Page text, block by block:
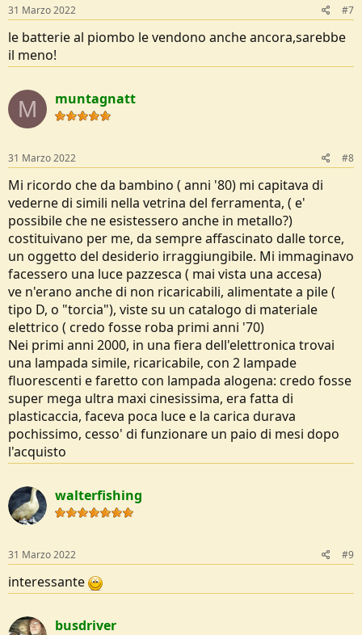
31 Marzo 2022 #7
le batterie al piombo le vendono anche ancora,sarebbe
il meno!
M muntagnatt
31 Marzo 2022 #8
Mi ricordo che da bambino ( anni '80) mi capitava di
vederne di simili nella vetrina del ferramenta, ( e'
possibile che ne esistessero anche in metallo?)
costituivano per me, da sempre affascinato dalle torce,
un oggetto del desiderio irraggiungibile. Mi immaginavo
facessero una luce pazzesca ( mai vista una accesa)
ve n'erano anche di non ricaricabili, alimentate a pile (
tipo D, o "torcia"), viste su un catalogo di materiale
elettrico ( credo fosse roba primi anni '70)
Nei primi anni 2000, in una fiera dell'elettronica trovai
una lampada simile, ricaricabile, con 2 lampade
fluorescenti e faretto con lampada alogena: credo fosse
super mega ultra maxi cinesissima, era fatta di
plasticaccia, faceva poca luce e la carica durava
pochissimo, cesso' di funzionare un paio di mesi dopo
l'acquisto
walterfishing
31 Marzo 2022 #9
interessante
busdriver